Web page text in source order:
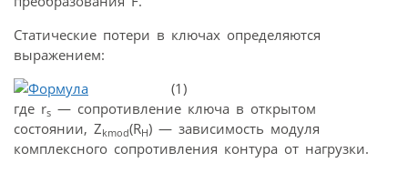
Статические потери в ключах определяются
выражением:
(1)
где rs — сопротивление ключа в открытом
состоянии, Zkmod(RH) — зависимость модуля
комплексного сопротивления контура от нагрузки.